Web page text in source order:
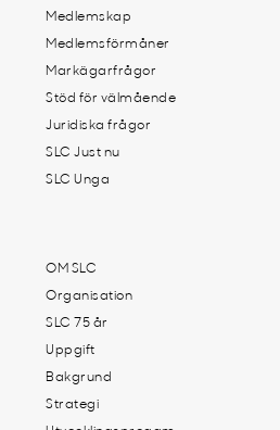
Medlemskap
Medlemsförmåner
Markägarfrågor
Stöd för välmående
Juridiska frågor
SLC Just nu
SLC Unga
OM SLC
Organisation
SLC 75 år
Uppgift
Bakgrund
Strategi